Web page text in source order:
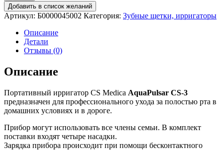
Добавить в список желаний
Артикул: Б0000045002 Категория: Зубные щетки, ирригаторы
Описание
Детали
Отзывы (0)
Описание
Портативный ирригатор CS Medica AquaPulsar CS-3
предназначен для профессионального ухода за полостью рта в
домашних условиях и в дороге.
Прибор могут использовать все члены семьи. В комплект
поставки входят четыре насадки.
Зарядка прибора происходит при помощи бесконтактного